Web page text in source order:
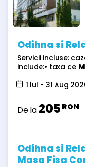
Odihna si
Servicii incluse:
include:• taxa de
1 Iul - 31 Aug
De la 205RON
Odihna si
Masa Fisa